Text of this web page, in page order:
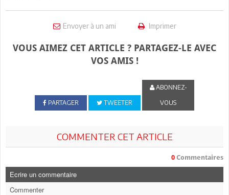
Envoyer à un ami Imprimer
VOUS AIMEZ CET ARTICLE ? PARTAGEZ-LE AVEC
VOS AMIS !
PARTAGER TWEETER
ABONNEZ-
VOUS
COMMENTER CET ARTICLE
0 Commentaires
Ecrire un commentaire
Commenter